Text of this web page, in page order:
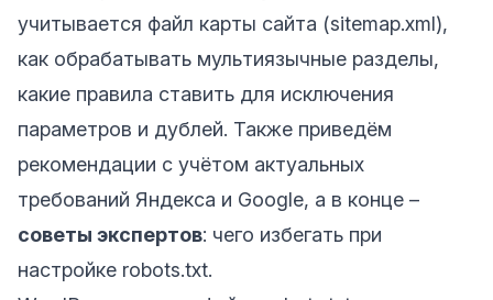
учитывается файл карты сайта (sitemap.xml),
как обрабатывать мультиязычные разделы,
какие правила ставить для исключения
параметров и дублей. Также приведём
рекомендации с учётом актуальных
требований Яндекса и Google, а в конце –
советы экспертов: чего избегать при
настройке robots.txt.